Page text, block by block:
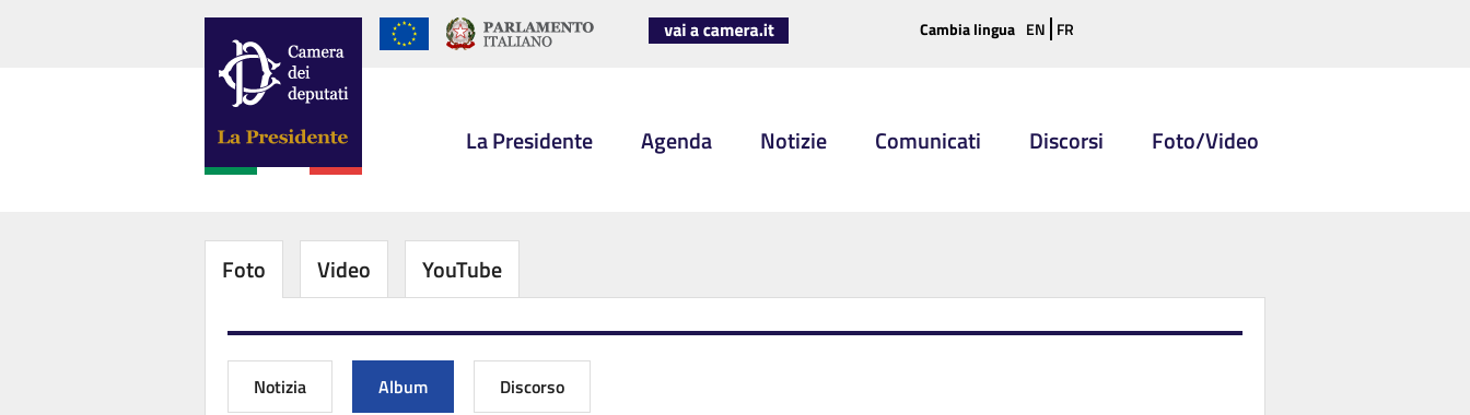
Cambia lingua EN FR
La Presidente Agenda Notizie Comunicati Discorsi Foto/Video
Foto Video YouTube
Notizia Album Discorso